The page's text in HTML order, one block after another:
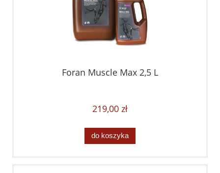
Foran Muscle Max 2,5 L
219,00 zł
do koszyka